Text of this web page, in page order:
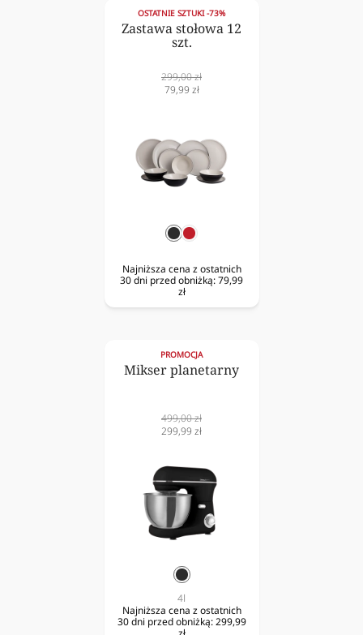
OSTATNIE SZTUKI -73%
Zastawa stołowa 12
szt.
Cena
normalna
299,00 zł
Cena
79,99 zł
czarnyczerwony
Najniższa cena z ostatnich
30 dni przed obniżką:79,99
zł
PROMOCJA
Mikser planetarny
Cena
normalna
499,00 zł
Cena
299,99 zł
czarny
4l
Najniższa cena z ostatnich
30 dni przed obniżką: 299,99